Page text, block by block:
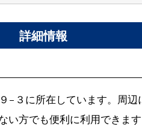
詳細情報
３に所在しています。周
方でも便利に利用できま